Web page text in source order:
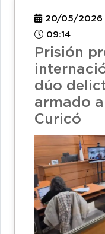
20/05/2026
09:14
Prisión
dúo
armado
Curicó